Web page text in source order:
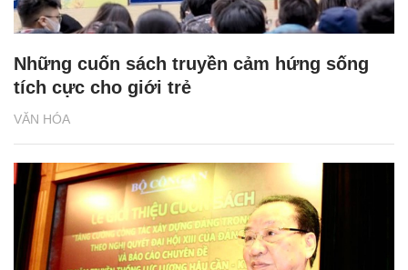
VĂN HÓA
Những cuốn sách truyền cảm hứng sống
tích cực cho giới trẻ